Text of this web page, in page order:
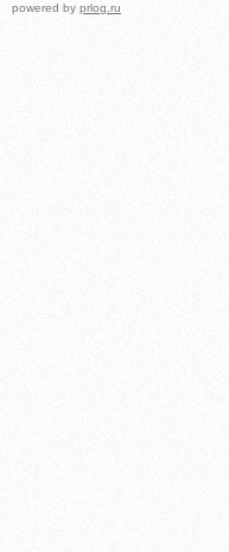
powered by prlog.ru